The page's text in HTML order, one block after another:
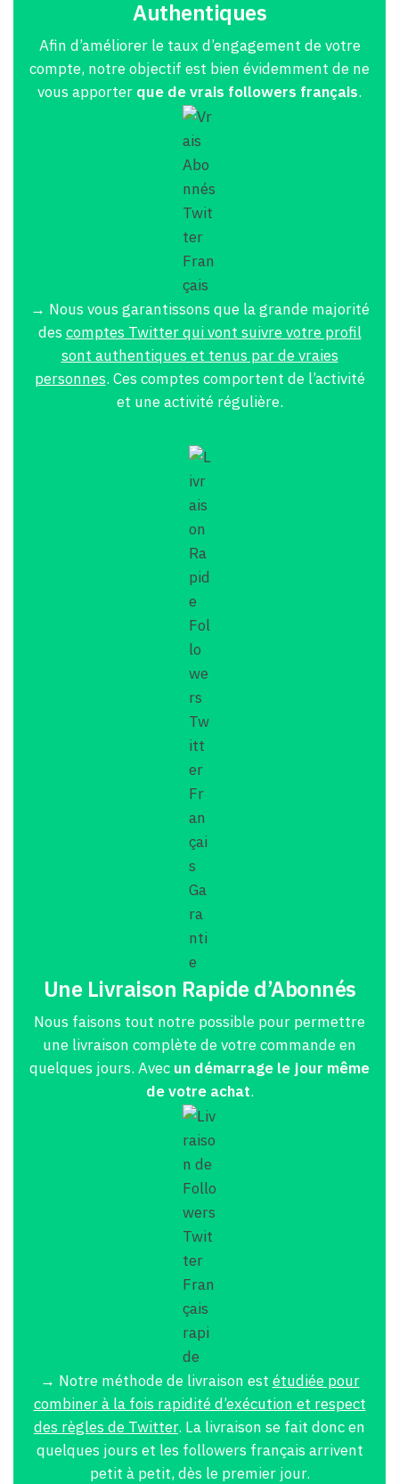
Authentiques
Afin d’améliorer le taux d’engagement de votre
compte, notre objectif est bien évidemment de ne
vous apporter que de vrais followers français.
→ Nous vous garantissons que la grande majorité
descomptes Twitter qui vont suivre votre profil
sont authentiques et tenus par de vraies
personnes. Ces comptes comportent de l’activité
et une activité régulière.
Une Livraison Rapide d’Abonnés
Nous faisons tout notre possible pour permettre
une livraison complète de votre commande en
quelques jours. Avec un démarrage le jour même
de votre achat.
→ Notre méthode de livraison est étudiée pour
combiner à la fois rapidité d’exécution et respect
des règles de Twitter. La livraison se fait donc en
quelques jours et les followers français arrivent
petit à petit, dès le premier jour.